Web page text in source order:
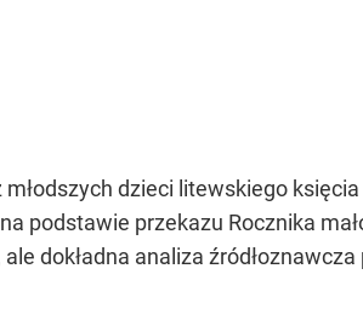
dzieci litewskiego
podstawie przekazu Rocznika
dokładna analiza